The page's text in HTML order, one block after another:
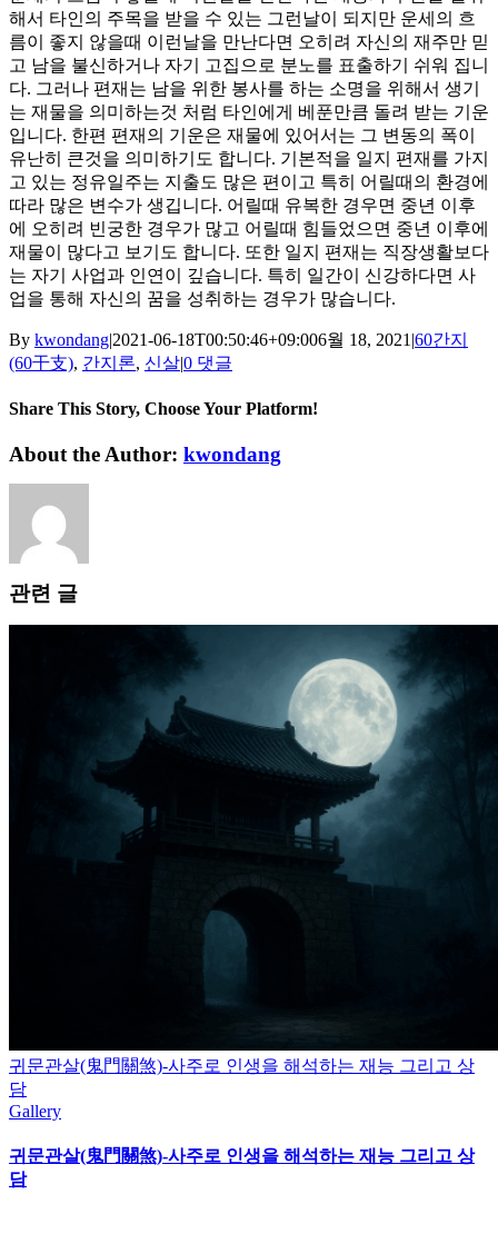
해서 타인의 주목을 받을 수 있는 그런날이 되지만 운세의 흐
름이 좋지 않을때 이런날을 만난다면 오히려 자신의 재주만 믿
고 남을 불신하거나 자기 고집으로 분노를 표출하기 쉬워 집니
다. 그러나 편재는 남을 위한 봉사를 하는 소명을 위해서 생기
는 재물을 의미하는것 처럼 타인에게 베푼만큼 돌려 받는 기운
입니다. 한편 편재의 기운은 재물에 있어서는 그 변동의 폭이
유난히 큰것을 의미하기도 합니다. 기본적을 일지 편재를 가지
고 있는 정유일주는 지출도 많은 편이고 특히 어릴때의 환경에
따라 많은 변수가 생깁니다. 어릴때 유복한 경우면 중년 이후
에 오히려 빈궁한 경우가 많고 어릴때 힘들었으면 중년 이후에
재물이 많다고 보기도 합니다. 또한 일지 편재는 직장생활보다
는 자기 사업과 인연이 깊습니다. 특히 일간이 신강하다면 사
업을 통해 자신의 꿈을 성취하는 경우가 많습니다.
By kwondang|2021-06-18T00:50:46+09:006월 18, 2021 |60간지
(60干支), 간지론, 신살|0 댓글
Share This Story, Choose Your Platform!
Facebook
X
Reddit
LinkedIn
WhatsApp
Tumblr
Pinterest
Vk
Xing
이
About the Author: kwondang
관련 글
귀문관살(鬼門關煞)-사주로 인생을 해석하는 재능 그리고 상
담
Gallery
귀문관살(鬼門關煞)-사주로 인생을 해석하는 재능 그리고 상
담